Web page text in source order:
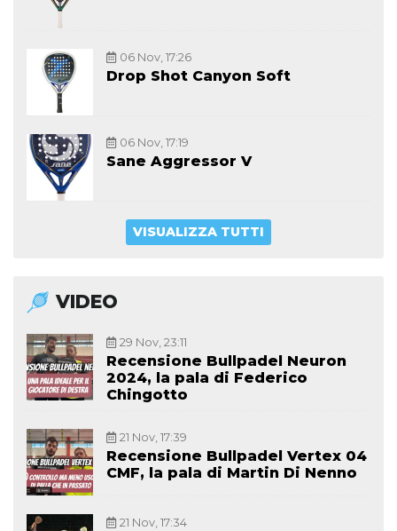
06 Nov, 17:26
Drop Shot Canyon Soft
06 Nov, 17:19
Sane Aggressor V
VISUALIZZA TUTTI
VIDEO
29 Nov, 23:11
Recensione Bullpadel Neuron
2024, la pala di Federico
Chingotto
21 Nov, 17:39
Recensione Bullpadel Vertex 04
CMF, la pala di Martin Di Nenno
21 Nov, 17:34